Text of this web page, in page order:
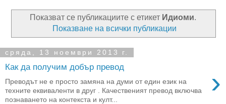
Показват се публикациите с етикет Идиоми.
Показване на всички публикации
сряда, 13 ноември 2013 г.
Как да получим добър превод ›
Преводът не е просто замяна на думи от един език на
техните еквиваленти в друг . Качественият превод включва
познаването на контекста и култ...